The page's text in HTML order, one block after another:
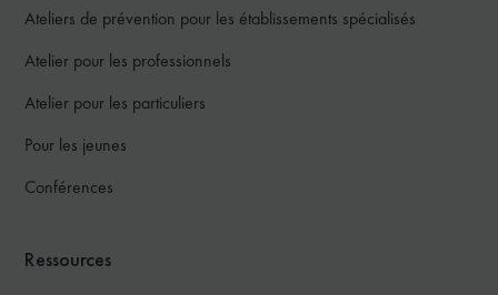
Ateliers de prévention pour les établissements spécialisés
Atelier pour les professionnels
Atelier pour les particuliers
Pour les jeunes
Conférences
Ressources